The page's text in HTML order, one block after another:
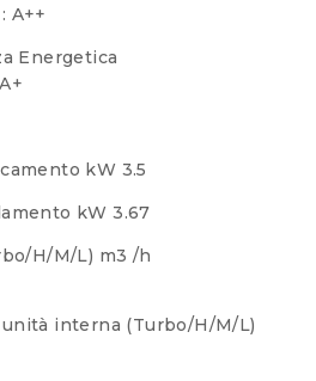
A++
Energetica
kW 3.5
kW 3.67
H/M/L) m3 /h
interna (Turbo/H/M/L)